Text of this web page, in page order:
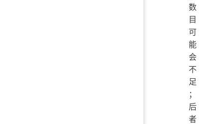
数
目
可
能
会
不
足
；
后
者